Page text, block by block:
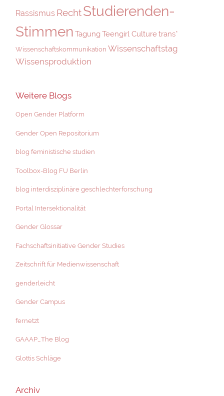
Rassismus RechtStudierenden-
Stimmen Tagung Teengirl Culturetrans*
Wissenschaftskommunikation Wissenschaftstag
Wissensproduktion
Weitere Blogs
Open Gender Platform
Gender Open Repositorium
blog feministische studien
Toolbox-Blog FU Berlin
blog interdisziplinäre geschlechterforschung
Portal Intersektionalität
Gender Glossar
Fachschaftsinitiative Gender Studies
Zeitschrift für Medienwissenschaft
genderleicht
Gender Campus
fernetzt
GAAAP_The Blog
Glottis Schläge
Archiv